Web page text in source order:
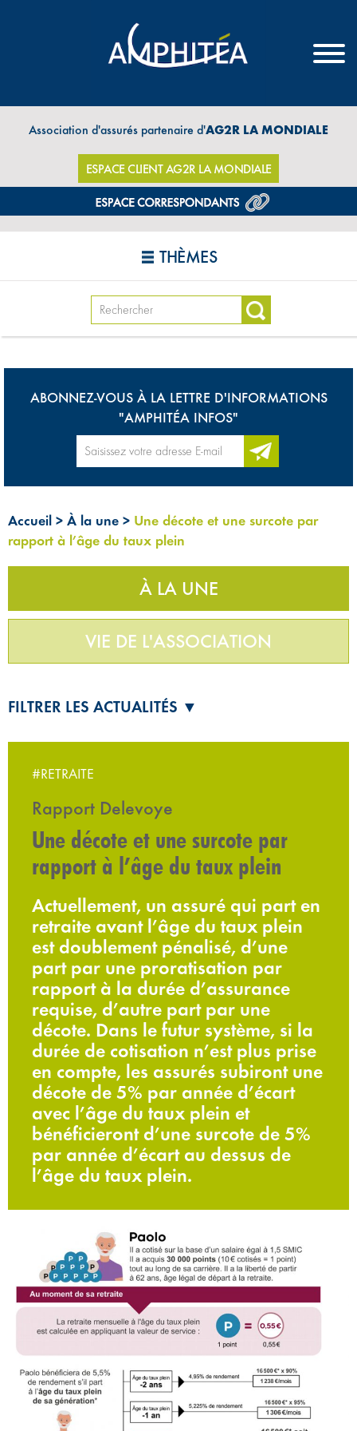
Association d'assurés partenaire d'AG2R LA MONDIALE
ESPACE CLIENT AG2R LA MONDIALE
THÈMES
ABONNEZ-VOUS À LA LETTRE D'INFORMATIONS
"AMPHITÉA INFOS"
Accueil > À la une > Une décote et une surcote par
rapport à l’âge du taux plein
À LA UNE
VIE DE L'ASSOCIATION
FILTRER LES ACTUALITÉS ▼
#RETRAITE
Rapport Delevoye
Une décote et une surcote par
rapport à l’âge du taux plein
Actuellement, un assuré qui part en
retraite avant l’âge du taux plein
est doublement pénalisé, d’une
part par une proratisation par
rapport à la durée d’assurance
requise, d’autre part par une
décote. Dans le futur système, si la
durée de cotisation n’est plus prise
en compte, les assurés subiront une
décote de 5% par année d’écart
avec l’âge du taux plein et
bénéficieront d’une surcote de 5%
par année d’écart au dessus de
l’âge du taux plein.